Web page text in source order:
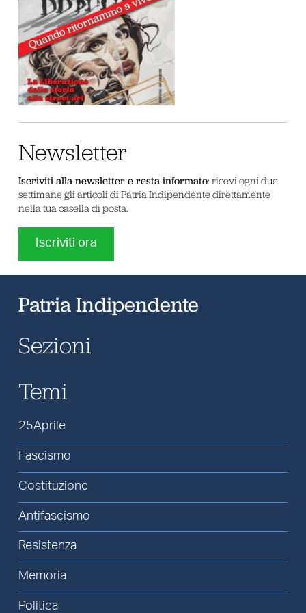
Newsletter
Iscriviti alla newsletter e resta informato: ricevi ogni due
settimane gli articoli di Patria Indipendente direttamente
nella tua casella di posta.
Iscriviti ora
Patria Indipendente
Sezioni
Temi
25Aprile
Fascismo
Costituzione
Antifascismo
Resistenza
Memoria
Politica